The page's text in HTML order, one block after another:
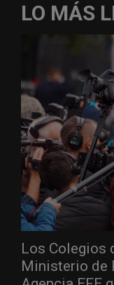
LO MÁS
Los Colegios
Ministerio de